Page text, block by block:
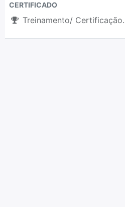
CERTIFICADO